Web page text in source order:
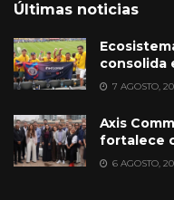
Últimas noticias
consolida
7 AGOSTO,
Axis
fortalece
6 AGOSTO,